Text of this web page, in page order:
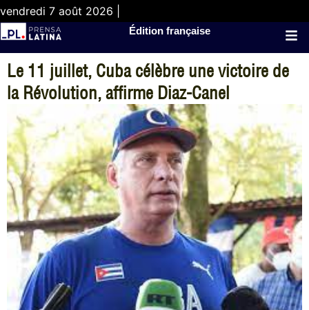
vendredi 7 août 2026 |
Édition française
Le 11 juillet, Cuba célèbre une victoire de
la Révolution, affirme Diaz-Canel